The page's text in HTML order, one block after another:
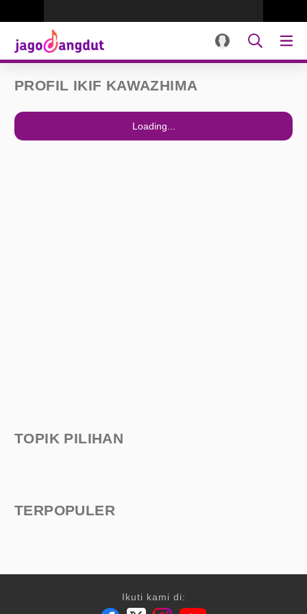
PROFIL IKIF KAWAZHIMA
Loading...
TOPIK PILIHAN
TERPOPULER
Ikuti kami di: